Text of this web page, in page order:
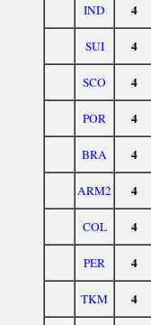
IND 4
SUI 4
SCO 4
POR 4
BRA 4
ARM2 4
COL 4
PER 4
TKM 4